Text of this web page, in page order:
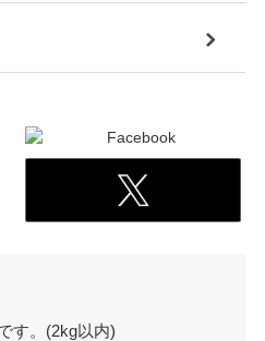
す。(2kg以内)